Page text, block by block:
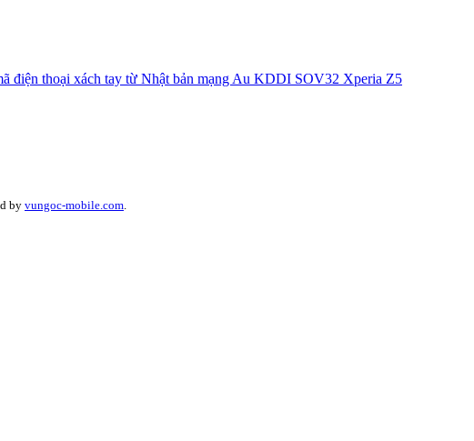
thoại xách tay từ Nhật bản mạng Au KDDI SOV32 Xperia Z5
by vungoc-mobile.com